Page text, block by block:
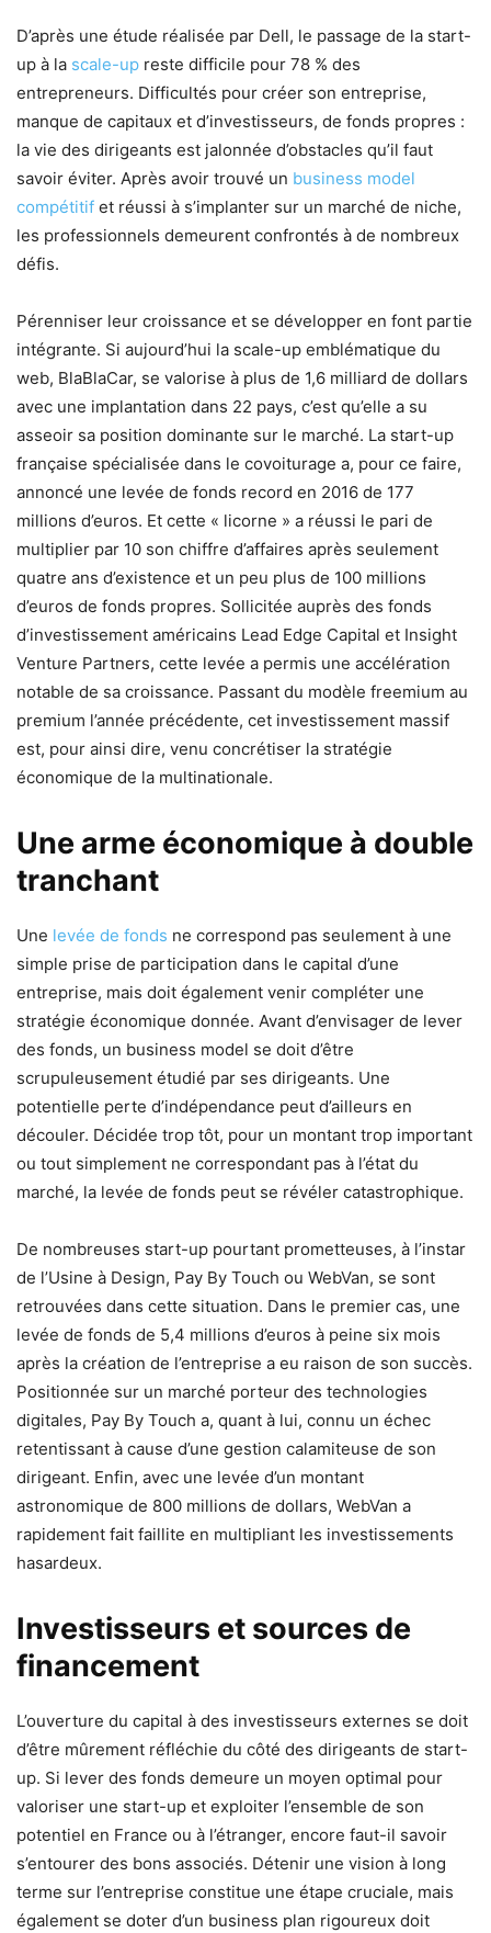
D’après une étude réalisée par Dell, le passage de la start-
up à la scale-up reste difficile pour 78 % des
entrepreneurs. Difficultés pour créer son entreprise,
manque de capitaux et d’investisseurs, de fonds propres :
la vie des dirigeants est jalonnée d’obstacles qu’il faut
savoir éviter. Après avoir trouvé un business model
compétitif et réussi à s’implanter sur un marché de niche,
les professionnels demeurent confrontés à de nombreux
défis.
Pérenniser leur croissance et se développer en font partie
intégrante. Si aujourd’hui la scale-up emblématique du
web, BlaBlaCar, se valorise à plus de 1,6 milliard de dollars
avec une implantation dans 22 pays, c’est qu’elle a su
asseoir sa position dominante sur le marché. La start-up
française spécialisée dans le covoiturage a, pour ce faire,
annoncé une levée de fonds record en 2016 de 177
millions d’euros. Et cette « licorne » a réussi le pari de
multiplier par 10 son chiffre d’affaires après seulement
quatre ans d’existence et un peu plus de 100 millions
d’euros de fonds propres. Sollicitée auprès des fonds
d’investissement américains Lead Edge Capital et Insight
Venture Partners, cette levée a permis une accélération
notable de sa croissance. Passant du modèle freemium au
premium l’année précédente, cet investissement massif
est, pour ainsi dire, venu concrétiser la stratégie
économique de la multinationale.
Une arme économique à double
tranchant
Une levée de fonds ne correspond pas seulement à une
simple prise de participation dans le capital d’une
entreprise, mais doit également venir compléter une
stratégie économique donnée. Avant d’envisager de lever
des fonds, un business model se doit d’être
scrupuleusement étudié par ses dirigeants. Une
potentielle perte d’indépendance peut d’ailleurs en
découler. Décidée trop tôt, pour un montant trop important
ou tout simplement ne correspondant pas à l’état du
marché, la levée de fonds peut se révéler catastrophique.
De nombreuses start-up pourtant prometteuses, à l’instar
de l’Usine à Design, Pay By Touch ou WebVan, se sont
retrouvées dans cette situation. Dans le premier cas, une
levée de fonds de 5,4 millions d’euros à peine six mois
après la création de l’entreprise a eu raison de son succès.
Positionnée sur un marché porteur des technologies
digitales, Pay By Touch a, quant à lui, connu un échec
retentissant à cause d’une gestion calamiteuse de son
dirigeant. Enfin, avec une levée d’un montant
astronomique de 800 millions de dollars, WebVan a
rapidement fait faillite en multipliant les investissements
hasardeux.
Investisseurs et sources de
financement
L’ouverture du capital à des investisseurs externes se doit
d’être mûrement réfléchie du côté des dirigeants de start-
up. Si lever des fonds demeure un moyen optimal pour
valoriser une start-up et exploiter l’ensemble de son
potentiel en France ou à l’étranger, encore faut-il savoir
s’entourer des bons associés. Détenir une vision à long
terme sur l’entreprise constitue une étape cruciale, mais
également se doter d’un business plan rigoureux doit